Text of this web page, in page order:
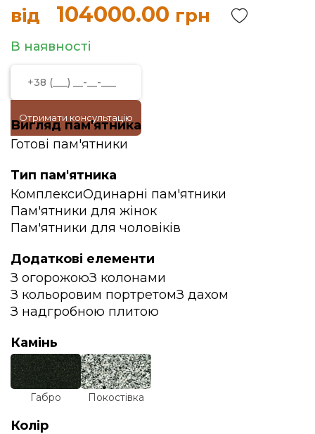
від 104000.00 грн
В наявності
Отримати консультацію
Вигляд пам'ятника
Готові пам'ятники
Тип пам'ятника
КомплексиОдинарні пам'ятники
Пам'ятники для жінок
Пам'ятники для чоловіків
Додаткові елементи
З огорожоюЗ колонами
З кольоровим портретомЗ дахом
З надгробною плитою
Камінь
Габро Покостівка
Колір